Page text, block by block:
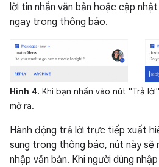
lời tin nhắn văn bản hoặc cập
ngay trong thông báo.
Hình 4. Khi bạn nhấn vào nút "Trả
mở ra.
Hành động trả lời trực tiếp xuất
sung trong thông báo, nút này sẽ
nhập văn bản. Khi người dùng